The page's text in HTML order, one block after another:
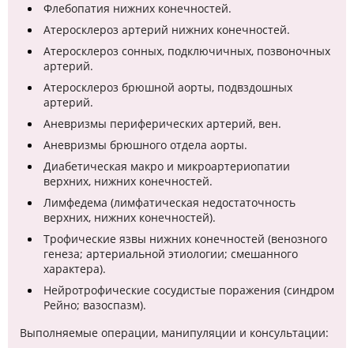
Флебопатия нижних конечностей.
Атеросклероз артерий нижних конечностей.
Атеросклероз сонных, подключичных, позвоночных
артерий.
Атеросклероз брюшной аорты, подвздошных
артерий.
Аневризмы периферических артерий, вен.
Аневризмы брюшного отдела аорты.
Диабетическая макро и микроартериопатии
верхних, нижних конечностей.
Лимфедема (лимфатическая недостаточность
верхних, нижних конечностей).
Трофические язвы нижних конечностей (венозного
генеза; артериальной этиологии; смешанного
характера).
Нейротрофические сосудистые поражения (синдром
Рейно; вазоспазм).
Выполняемые операции, манипуляции и консультации: